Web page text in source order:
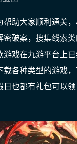
助大家顺利通关
破案，搜集线索
戏在九游平台上已
各种类型的游戏
也都有礼包可以